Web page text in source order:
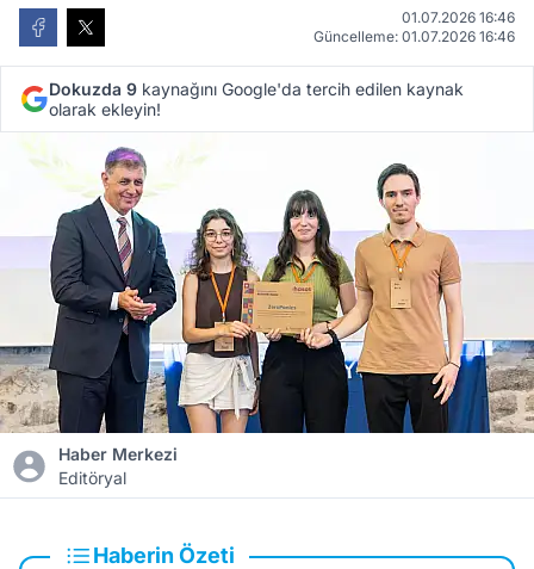
01.07.2026 16:46
Güncelleme: 01.07.2026 16:46
Dokuzda 9 kaynağını Google'da tercih edilen kaynak
olarak ekleyin!
Haber Merkezi
Editöryal
Haberin Özeti